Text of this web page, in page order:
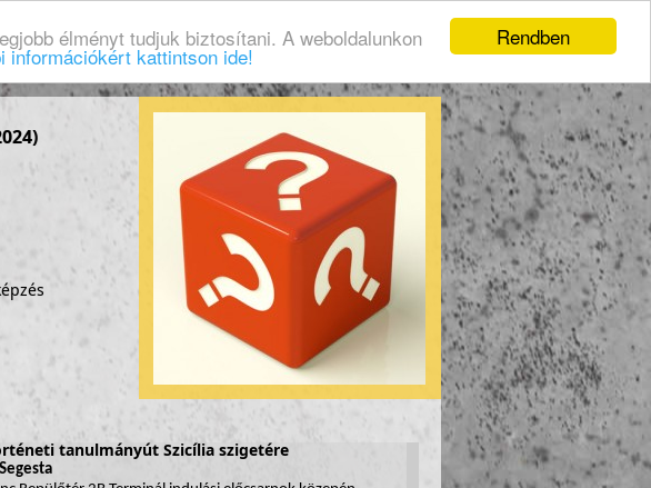
Rendben
élményt tudjuk biztosítani. A weboldalunkon
információkért kattintson ide!
tanulmányút Szicília szigetére
Segesta